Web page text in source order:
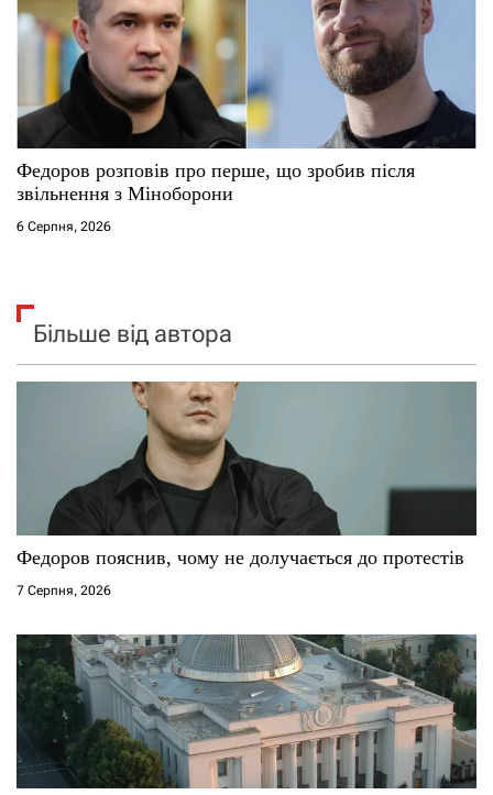
Федоров розповів про перше, що зробив після
звільнення з Міноборони
6 Серпня, 2026
Більше від автора
Федоров пояснив, чому не долучається до протестів
7 Серпня, 2026